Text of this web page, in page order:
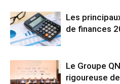
Les
de finances
Le Groupe
rigoureuse